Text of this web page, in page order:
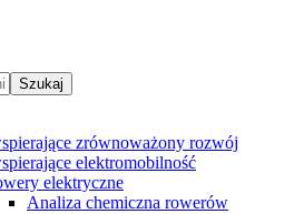
Szukaj
zrównoważony rozwój
elektromobilność
elektryczne
Analiza chemiczna rowerów